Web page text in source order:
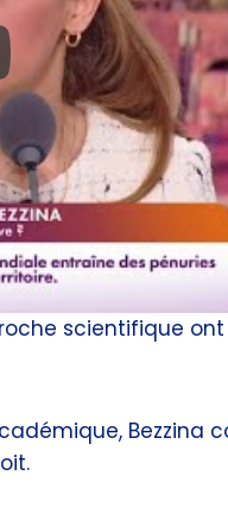
scientifique
Bezzina